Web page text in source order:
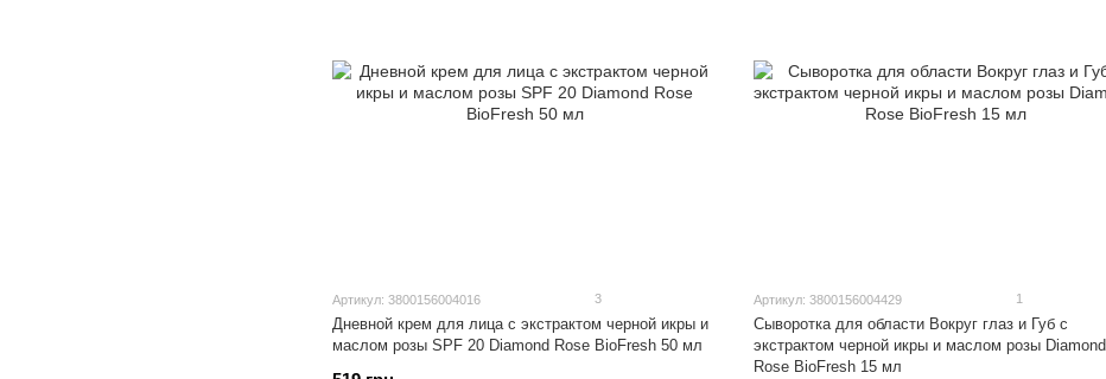
Артикул: 3800156004016 3
Дневной крем для лица с экстрактом черной икры и
маслом розы SPF 20 Diamond Rose BioFresh 50 мл
Артикул: 3800156004429 1
Сыворотка для области Вокруг глаз и Губ с
экстрактом черной икры и маслом розы Diamond
Rose BioFresh 15 мл